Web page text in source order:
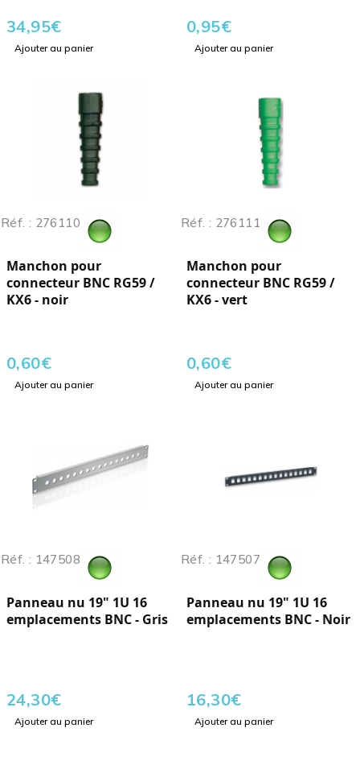
34,95€
Ajouter au panier
0,95€
Ajouter au panier
Réf. : 276110
Manchon pour
connecteur BNC RG59 /
KX6 - noir
0,60€
Ajouter au panier
Réf. : 276111
Manchon pour
connecteur BNC RG59 /
KX6 - vert
0,60€
Ajouter au panier
Réf. : 147508
Panneau nu 19" 1U 16
emplacements BNC - Gris
24,30€
Ajouter au panier
Réf. : 147507
Panneau nu 19" 1U 16
emplacements BNC - Noir
16,30€
Ajouter au panier